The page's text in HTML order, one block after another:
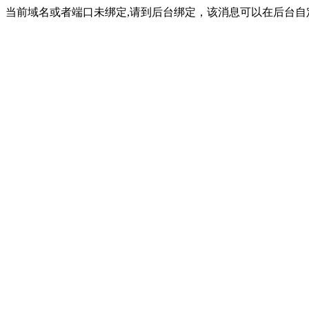
当前域名或者端口未绑定,请到后台绑定，该消息可以在后台自